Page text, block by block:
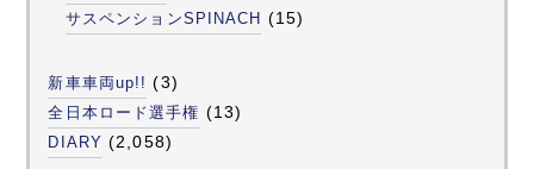
サスペンションSPINACH (15)
新車車両up!! (3)
全日本ロード選手権 (13)
DIARY (2,058)